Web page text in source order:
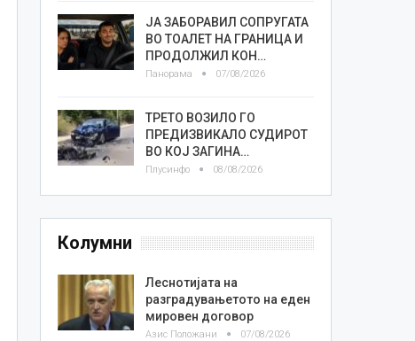
ЈА ЗАБОРАВИЛ СОПРУГАТА
ВО ТОАЛЕТ НА ГРАНИЦА И
ПРОДОЛЖИЛ КОН…
Панорама 07/08/2026
ТРЕТО ВОЗИЛО ГО
ПРЕДИЗВИКАЛО СУДИРОТ
ВО КОЈ ЗАГИНА…
Плусинфо 08/08/2026
Колумни
Леснотијата на
разградувањетото на еден
мировен договор
Азис Положани 07/08/2026